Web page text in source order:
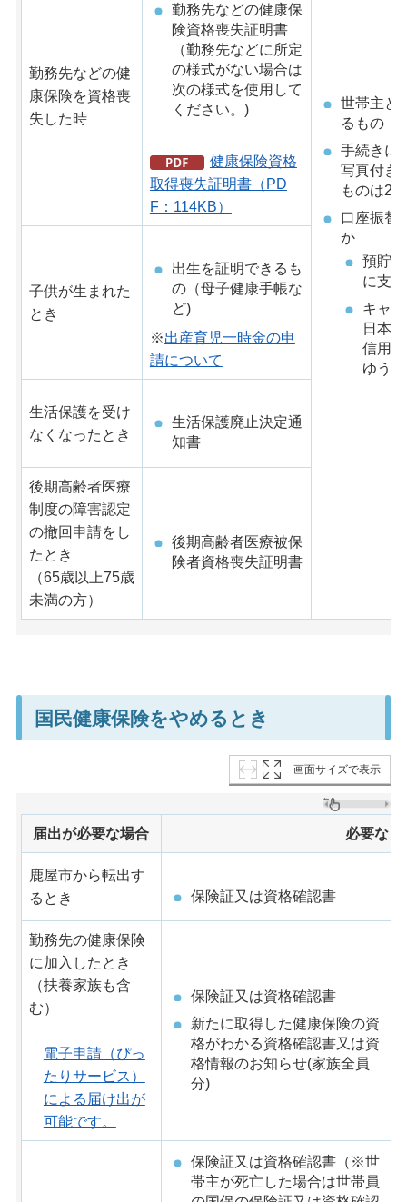
世帯主と
るもの
手続きに
写真付き
ものは2
口座振替
か
預貯
に支
キャ
日本
信用
ゆう
勤務先などの健
康保険を資格喪
失した時
勤務先などの健康保
険資格喪失証明書
（勤務先などに所定
の様式がない場合は
次の様式を使用して
ください。)
健康保険資格
取得喪失証明書（PD
F：114KB）
子供が生まれた
とき
出生を証明できるも
の（母子健康手帳な
ど)
※出産育児一時金の申
請について
生活保護を受け
なくなったとき
生活保護廃止決定通
知書
後期高齢者医療
制度の障害認定
の撤回申請をし
たとき
（65歳以上75歳
未満の方）
後期高齢者医療被保
険者資格喪失証明書
国民健康保険をやめるとき
画面サイズで表示
届出が必要な場合 必要なも
鹿屋市から転出す
るとき
保険証又は資格確認書
勤務先の健康保険
に加入したとき
（扶養家族も含
む）
電子申請（ぴっ
たりサービス）
による届け出が
可能です。
保険証又は資格確認書
新たに取得した健康保険の資
格がわかる資格確認書又は資
格情報のお知らせ(家族全員
分)
保険証又は資格確認書（※世
帯主が死亡した場合は世帯員